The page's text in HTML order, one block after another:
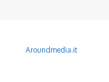
Aroundmedia.it